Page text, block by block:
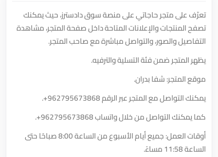
تعرّف على متجر حاجاتي على منصة سوق دادسترز، حيث يمكنك
تصفح المنتجات والإعلانات المتاحة داخل صفحة المتجر، مشاهدة
التفاصيل والصور، والتواصل مباشرة مع صاحب المتجر.
يظهر المتجر ضمن فئة التسلية والترفيه.
موقع المتجر: شفا بدران.
يمكنك التواصل مع المتجر عبر الرقم+962795673868
.
كما يمكنك التواصل من خلال واتساب+962795673868
.
أوقات العمل: جميع أيام الأسبوع من الساعة 8:00 صباحًا حتى
الساعة 11:58 مساءً.